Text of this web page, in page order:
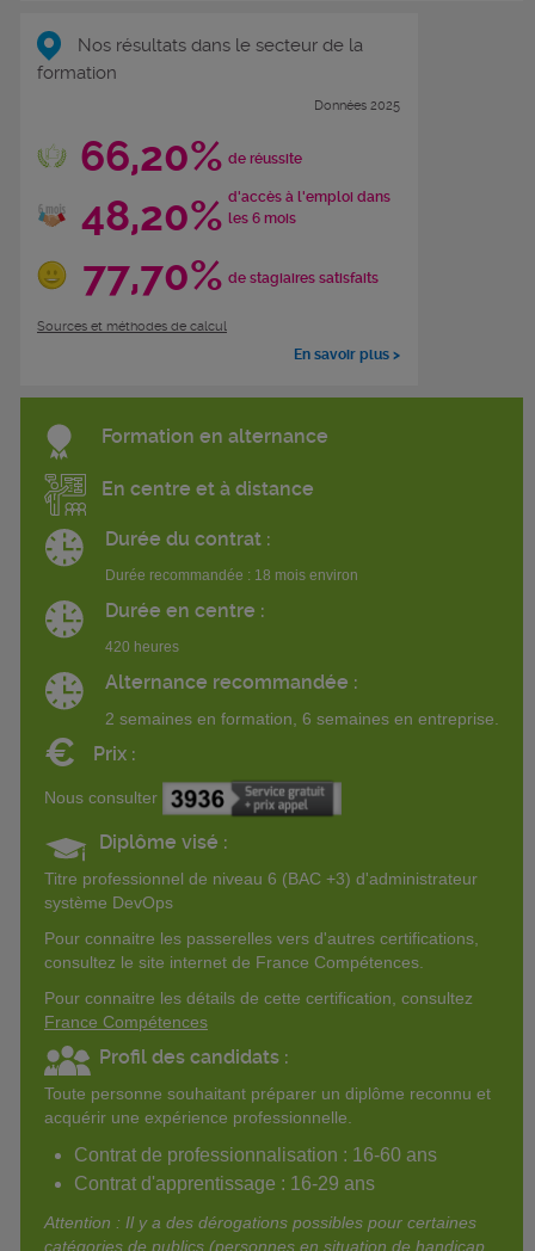
Nos résultats dans le secteur de la
formation
Données 2025
66,20% de réussite
48,20% d'accès à l'emploi dans
les 6 mois
77,70% de stagiaires satisfaits
Sources et méthodes de calcul
En savoir plus >
Formation en alternance
En centre et à distance
Durée du contrat :
Durée recommandée : 18 mois environ
Durée en centre :
420 heures
Alternance recommandée :
2 semaines en formation, 6 semaines en entreprise.
€ Prix :
Nous consulter
Diplôme visé :
Titre professionnel de niveau 6 (BAC +3) d'administrateur
système DevOps
Pour connaitre les passerelles vers d'autres certifications,
consultez le site internet de France Compétences.
Pour connaitre les détails de cette certification, consultez
France Compétences
Profil des candidats :
Toute personne souhaitant préparer un diplôme reconnu et
acquérir une expérience professionnelle.
Contrat de professionnalisation : 16-60 ans
Contrat d'apprentissage : 16-29 ans
Attention : Il y a des dérogations possibles pour certaines
catégories de publics (personnes en situation de handicap,